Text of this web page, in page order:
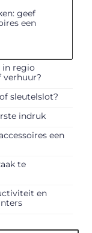
geef
een
in regio
verhuur?
sleutelslot?
indruk
een
te
en